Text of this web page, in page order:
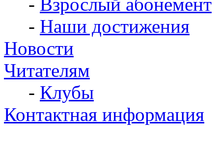
- Наши достижения
Новости
Читателям
- Клубы
Контактная информация